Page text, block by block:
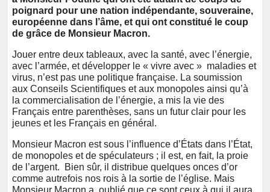
poignard pour une nation indépendante, souveraine,
européenne dans l’âme, et qui ont constitué le coup
de grâce de Monsieur Macron.
Jouer entre deux tableaux, avec la santé, avec l’énergie,
avec l’armée, et développer le « vivre avec » maladies et
virus, n’est pas une politique française. La soumission
aux Conseils Scientifiques et aux monopoles ainsi qu’à
la commercialisation de l’énergie, a mis la vie des
Français entre parenthèses, sans un futur clair pour les
jeunes et les Français en général.
Monsieur Macron est sous l’influence d’États dans l’État,
de monopoles et de spéculateurs ; il est, en fait, la proie
de l’argent. Bien sûr, il distribue quelques onces d’or
comme autrefois nos rois à la sortie de l’église. Mais
Monsieur Macron a oublié que ce sont ceux à qui il aura